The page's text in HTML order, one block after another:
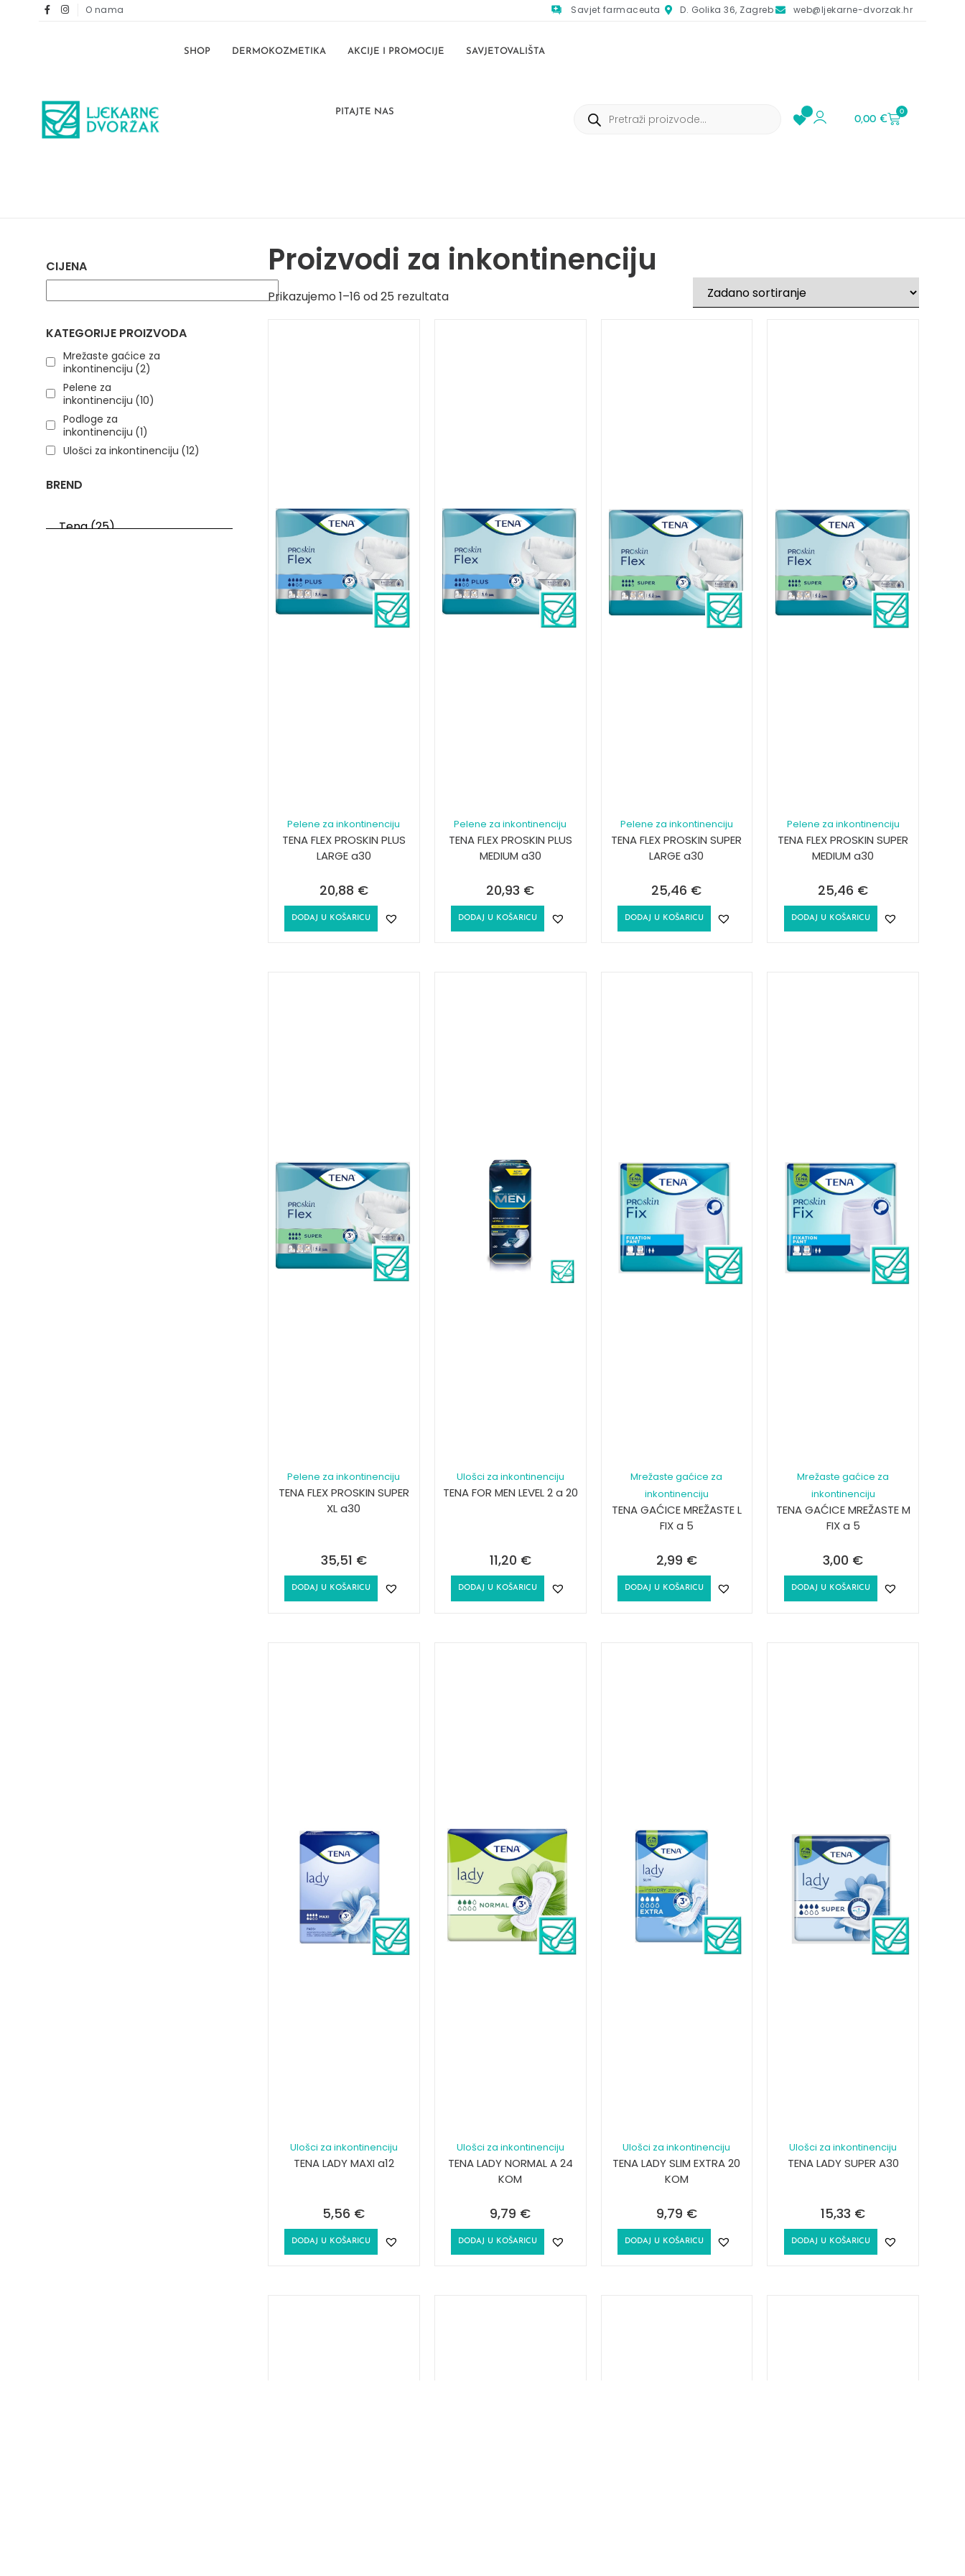
O nama Savjet farmaceuta D. Golika 36, Zagreb web@ljekarne-dvorzak.hr
SHOP DERMOKOZMETIKA AKCIJE I PROMOCIJE SAVJETOVALIŠTA
PITAJTE NAS
0,00€
0
CIJENA
KATEGORIJE PROIZVODA
Mrežaste gaćice za
inkontinenciju (2)
Pelene za
inkontinenciju (10)
Podloge za
inkontinenciju (1)
Ulošci za inkontinenciju (12)
BREND
Proizvodi za inkontinenciju
Prikazujemo 1–16 od 25 rezultata
Pelene za inkontinenciju
TENA FLEX PROSKIN PLUS
LARGE a30
20,88 €
DODAJ U KOŠARICU
Pelene za inkontinenciju
TENA FLEX PROSKIN PLUS
MEDIUM a30
20,93 €
DODAJ U KOŠARICU
Pelene za inkontinenciju
TENA FLEX PROSKIN SUPER
LARGE a30
25,46 €
DODAJ U KOŠARICU
Pelene za inkontinenciju
TENA FLEX PROSKIN SUPER
MEDIUM a30
25,46 €
DODAJ U KOŠARICU
Pelene za inkontinenciju
TENA FLEX PROSKIN SUPER
XL a30
35,51 €
DODAJ U KOŠARICU
Ulošci za inkontinenciju
TENA FOR MEN LEVEL 2 a 20
11,20 €
DODAJ U KOŠARICU
Mrežaste gaćice za
inkontinenciju
TENA GAĆICE MREŽASTE L
FIX a 5
2,99 €
DODAJ U KOŠARICU
Mrežaste gaćice za
inkontinenciju
TENA GAĆICE MREŽASTE M
FIX a 5
3,00 €
DODAJ U KOŠARICU
Ulošci za inkontinenciju
TENA LADY MAXI a12
5,56 €
DODAJ U KOŠARICU
Ulošci za inkontinenciju
TENA LADY NORMAL A 24
KOM
9,79 €
DODAJ U KOŠARICU
Ulošci za inkontinenciju
TENA LADY SLIM EXTRA 20
KOM
9,79 €
DODAJ U KOŠARICU
Ulošci za inkontinenciju
TENA LADY SUPER A30
15,33 €
DODAJ U KOŠARICU